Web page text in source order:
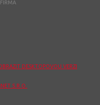
DESKTOPOVOU VERZI
S.R.O.